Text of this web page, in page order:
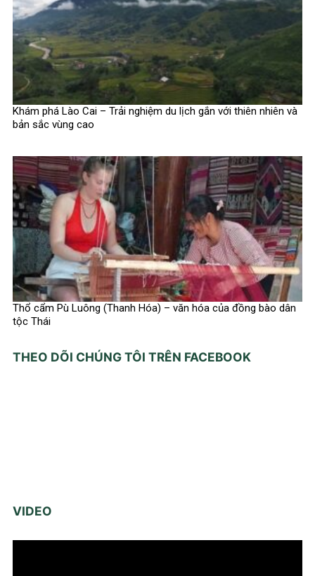
Khám phá Lào Cai – Trải nghiệm du lịch gắn với thiên nhiên và
bản sắc vùng cao
Thổ cẩm Pù Luông (Thanh Hóa) – văn hóa của đồng bào dân
tộc Thái
THEO DÕI CHÚNG TÔI TRÊN FACEBOOK
VIDEO